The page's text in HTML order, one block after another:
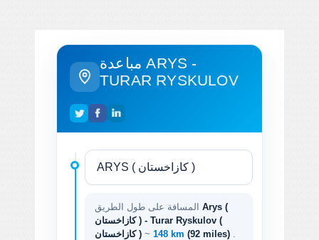
مباعدة ARYS -
TURAR RYSKULOV
Arys (
كازاخستان ) - Turar Ryskulov (
كازاخستان ) ~ 148 km (92 miles)